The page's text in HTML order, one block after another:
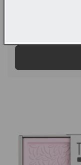
Preis